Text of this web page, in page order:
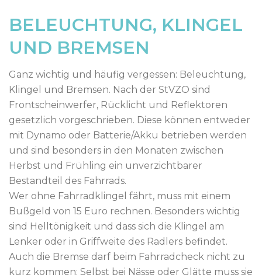
BELEUCHTUNG, KLINGEL
UND BREMSEN
Ganz wichtig und häufig vergessen: Beleuchtung,
Klingel und Bremsen. Nach der StVZO sind
Frontscheinwerfer, Rücklicht und Reflektoren
gesetzlich vorgeschrieben. Diese können entweder
mit Dynamo oder Batterie/Akku betrieben werden
und sind besonders in den Monaten zwischen
Herbst und Frühling ein unverzichtbarer
Bestandteil des Fahrrads.
Wer ohne Fahrradklingel fährt, muss mit einem
Bußgeld von 15 Euro rechnen. Besonders wichtig
sind Helltönigkeit und dass sich die Klingel am
Lenker oder in Griffweite des Radlers befindet.
Auch die Bremse darf beim Fahrradcheck nicht zu
kurz kommen: Selbst bei Nässe oder Glätte muss sie